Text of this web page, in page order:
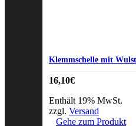
Klemmschelle mit
16,10€
Enthält 19% MwSt.
zzgl. Versand
Gehe zum Produkt